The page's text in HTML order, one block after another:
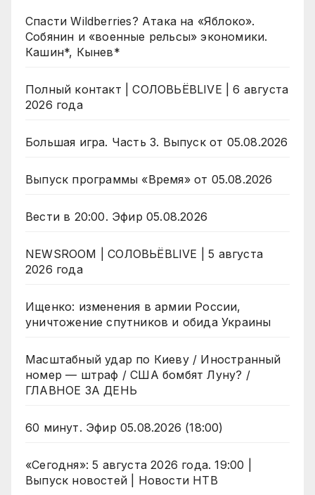
Спасти Wildberries? Атака на «Яблоко».
Собянин и «военные рельсы» экономики.
Кашин*, Кынев*
Полный контакт | СОЛОВЬЁВLIVE | 6 августа
2026 года
Большая игра. Часть 3. Выпуск от 05.08.2026
Выпуск программы «Время» от 05.08.2026
Вести в 20:00. Эфир 05.08.2026
NEWSROOM | СОЛОВЬЁВLIVE | 5 августа
2026 года
Ищенко: изменения в армии России,
уничтожение спутников и обида Украины
Масштабный удар по Киеву / Иностранный
номер — штраф / США бомбят Луну? /
ГЛАВНОЕ ЗА ДЕНЬ
60 минут. Эфир 05.08.2026 (18:00)
«Сегодня»: 5 августа 2026 года. 19:00 |
Выпуск новостей | Новости НТВ